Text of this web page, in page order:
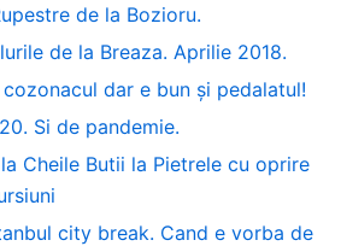
de la Bozioru.
de la Breaza. Aprilie 2018.
dar e bun și pedalatul!
Si de pandemie.
Cheile Butii la Pietrele cu oprire
city break. Cand e vorba de